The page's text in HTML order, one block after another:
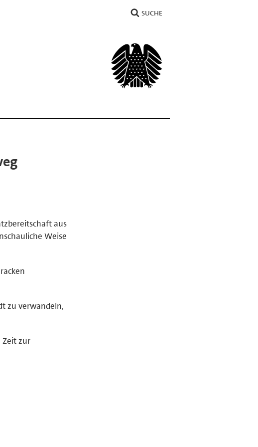
SUCHE
aus
Weise
zu verwandeln,
Zeit zur